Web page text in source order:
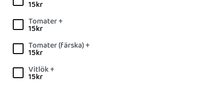
15kr
Tomater +
15kr
Tomater (färska) +
15kr
Vitlök +
15kr